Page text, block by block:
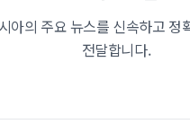
아의 주요 뉴스를 신속하고 정
전달합니다.